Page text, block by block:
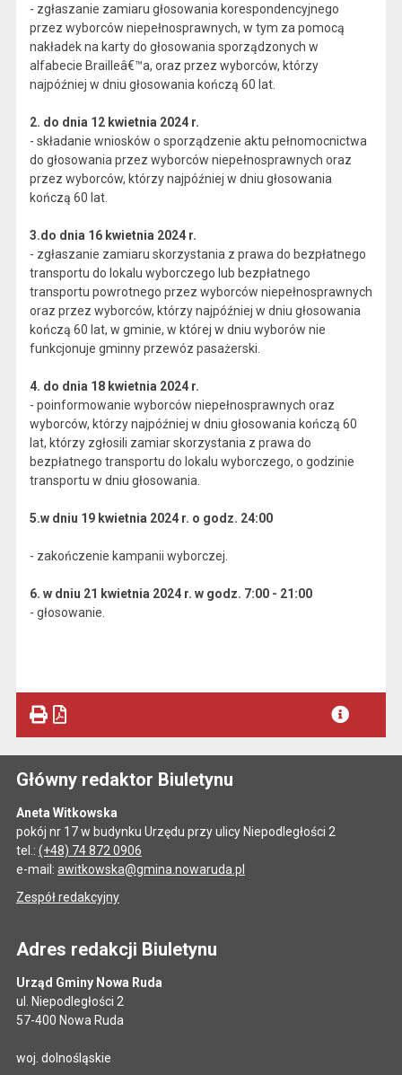
- zgłaszanie zamiaru głosowania korespondencyjnego
przez wyborców niepełnosprawnych, w tym za pomocą
nakładek na karty do głosowania sporządzonych w
alfabecie Brailleâ€™a, oraz przez wyborców, którzy
najpóźniej w dniu głosowania kończą 60 lat.
2. do dnia 12 kwietnia 2024 r.
- składanie wniosków o sporządzenie aktu pełnomocnictwa
do głosowania przez wyborców niepełnosprawnych oraz
przez wyborców, którzy najpóźniej w dniu głosowania
kończą 60 lat.
3.do dnia 16 kwietnia 2024 r.
- zgłaszanie zamiaru skorzystania z prawa do bezpłatnego
transportu do lokalu wyborczego lub bezpłatnego
transportu powrotnego przez wyborców niepełnosprawnych
oraz przez wyborców, którzy najpóźniej w dniu głosowania
kończą 60 lat, w gminie, w której w dniu wyborów nie
funkcjonuje gminny przewóz pasażerski.
4. do dnia 18 kwietnia 2024 r.
- poinformowanie wyborców niepełnosprawnych oraz
wyborców, którzy najpóźniej w dniu głosowania kończą 60
lat, którzy zgłosili zamiar skorzystania z prawa do
bezpłatnego transportu do lokalu wyborczego, o godzinie
transportu w dniu głosowania.
5.w dniu 19 kwietnia 2024 r. o godz. 24:00
- zakończenie kampanii wyborczej.
6. w dniu 21 kwietnia 2024 r. w godz. 7:00 - 21:00
- głosowanie.
Główny redaktor Biuletynu
Aneta Witkowska
pokój nr 17 w budynku Urzędu przy ulicy Niepodległości 2
tel.: (+48) 74 872 0906
e-mail: awitkowska@gmina.nowaruda.pl
Zespół redakcyjny
Adres redakcji Biuletynu
Urząd Gminy Nowa Ruda
ul. Niepodległości 2
57-400 Nowa Ruda
woj. dolnośląskie